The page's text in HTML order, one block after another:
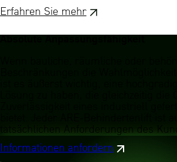
Erfahren Sie mehr
tatsächlichen Anforderungen des
Informationen anfordern